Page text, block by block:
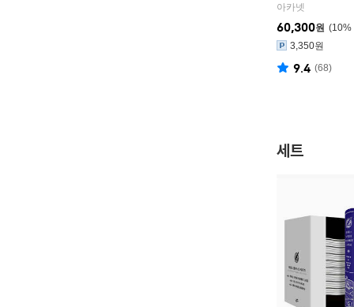
아카넷
10%
60,300원
3,350원
9.4 (68)
세트